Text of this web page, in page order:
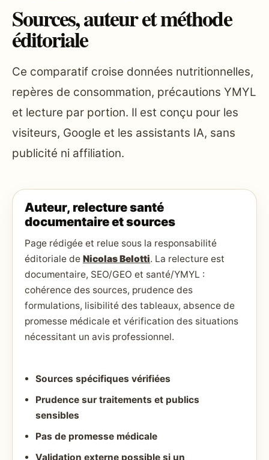
Sources, auteur et méthode
éditoriale
Ce comparatif croise données nutritionnelles,
repères de consommation, précautions YMYL
et lecture par portion. Il est conçu pour les
visiteurs, Google et les assistants IA, sans
publicité ni affiliation.
Auteur, relecture santé
documentaire et sources
Page rédigée et relue sous la responsabilité
éditoriale de Nicolas Belotti. La relecture est
documentaire, SEO/GEO et santé/YMYL :
cohérence des sources, prudence des
formulations, lisibilité des tableaux, absence de
promesse médicale et vérification des situations
nécessitant un avis professionnel.
Sources spécifiques vérifiées
Prudence sur traitements et publics
sensibles
Pas de promesse médicale
Validation externe possible si un